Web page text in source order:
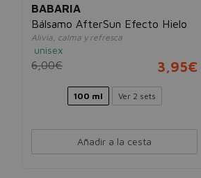
BABARIA
Bálsamo AfterSun Efecto Hielo
Alivia, calma y refresca
unisex
6,00€ 3,95€
100 ml Ver 2 sets
Añadir a la cesta